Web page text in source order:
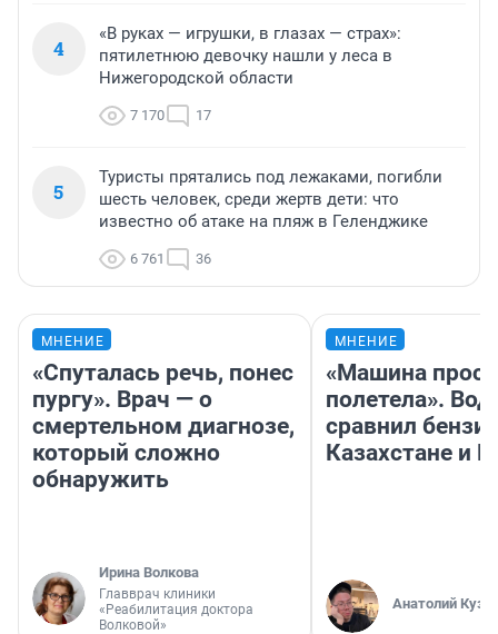
4
«В руках — игрушки, в глазах — страх»:
пятилетнюю девочку нашли у леса в
Нижегородской области
7 170 17
5
Туристы прятались под лежаками, погибли
шесть человек, среди жертв дети: что
известно об атаке на пляж в Геленджике
6 761 36
МНЕНИЕ
«Спуталась речь, понес
пургу». Врач — о
смертельном диагнозе,
который сложно
обнаружить
Ирина Волкова
Главврач клиники
«Реабилитация доктора
Волковой»
МНЕНИЕ
«Машина
полетела».
сравнил
Казахстане и
Анатолий